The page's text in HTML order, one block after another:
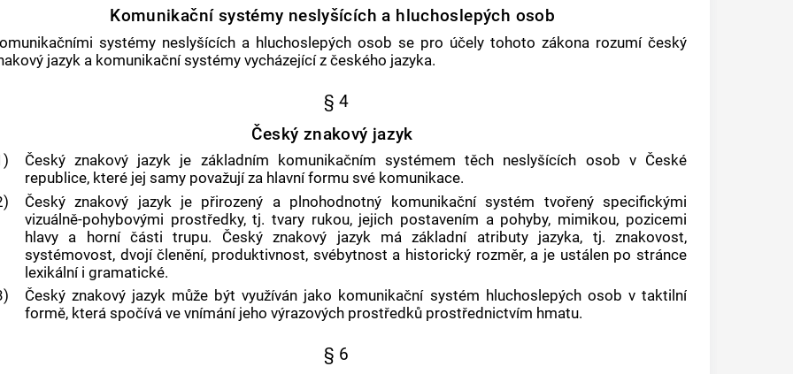
Komunikační systémy neslyšících a hluchoslepých osob
systémy neslyšících a hluchoslepých osob se pro účely tohoto zákona rozumí český
jazyk a komunikační systémy vycházející z českého jazyka.
§ 4
Český znakový jazyk
Český znakový jazyk je základním komunikačním systémem těch neslyšících osob v České
republice, které jej samy považují za hlavní formu své komunikace.
Český znakový jazyk je přirozený a plnohodnotný komunikační systém tvořený specifickými
vizuálně-pohybovými prostředky, tj. tvary rukou, jejich postavením a pohyby, mimikou, pozicemi
hlavy a horní části trupu. Český znakový jazyk má základní atributy jazyka, tj. znakovost,
systémovost, dvojí členění, produktivnost, svébytnost a historický rozměr, a je ustálen po stránce
lexikální i gramatické.
Český znakový jazyk může být využíván jako komunikační systém hluchoslepých osob v taktilní
formě, která spočívá ve vnímání jeho výrazových prostředků prostřednictvím hmatu.
§ 6